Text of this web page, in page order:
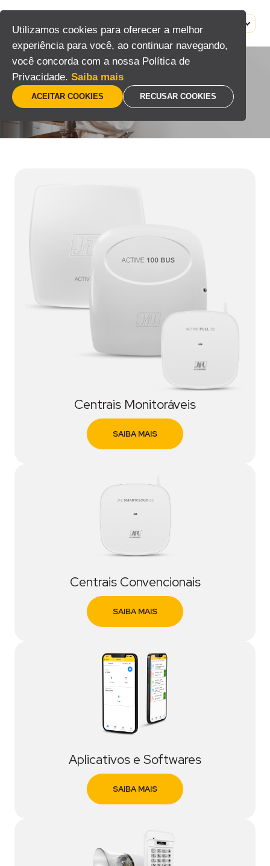
Utilizamos cookies para oferecer a melhor
experiência para você, ao continuar navegando,
você concorda com a nossa Política de
Privacidade. Saiba mais
RECUSAR COOKIES
ACEITAR COOKIES
conteúdo
Alarmes
Centrais Monitoráveis
SAIBA MAIS
Centrais Convencionais
SAIBA MAIS
Aplicativos e Softwares
SAIBA MAIS